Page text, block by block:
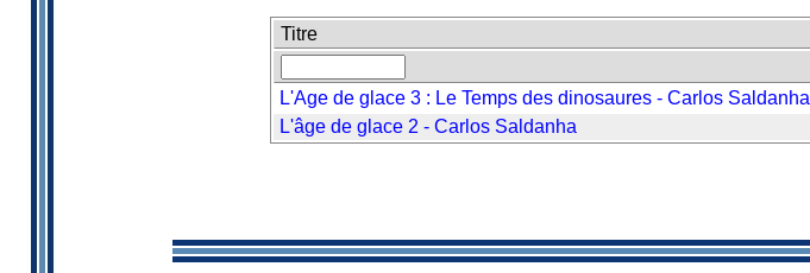
Titre
L'Age de glace 3 : Le Temps des dinosaures - Carlos Saldanha
L'âge de glace 2 - Carlos Saldanha